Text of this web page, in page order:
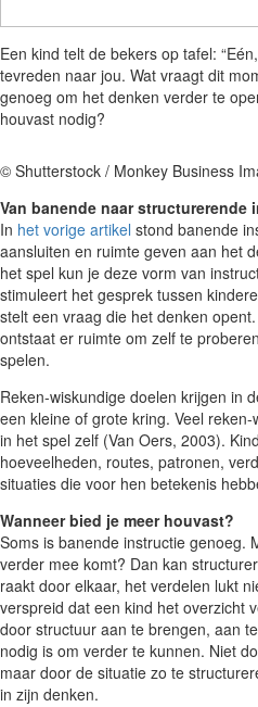
Een kind telt de bekers op tafel:
tevreden naar jou. Wat vraagt dit
genoeg om het denken verder te
houvast nodig?
© Shutterstock / Monkey Business
Van banende naar structurerende
In het vorige artikel stond banende
aansluiten en ruimte geven aan het
het spel kun je deze vorm van
stimuleert het gesprek tussen
stelt een vraag die het denken
ontstaat er ruimte om zelf te
spelen.
Reken-wiskundige doelen krijgen in
een kleine of grote kring. Veel
in het spel zelf (Van Oers, 2003).
hoeveelheden, routes, patronen,
situaties die voor hen betekenis
Wanneer bied je meer houvast?
Soms is banende instructie genoeg.
verder mee komt? Dan kan
raakt door elkaar, het verdelen lukt
verspreid dat een kind het overzicht
door structuur aan te brengen, aan
nodig is om verder te kunnen. Niet
maar door de situatie zo te
in zijn denken.